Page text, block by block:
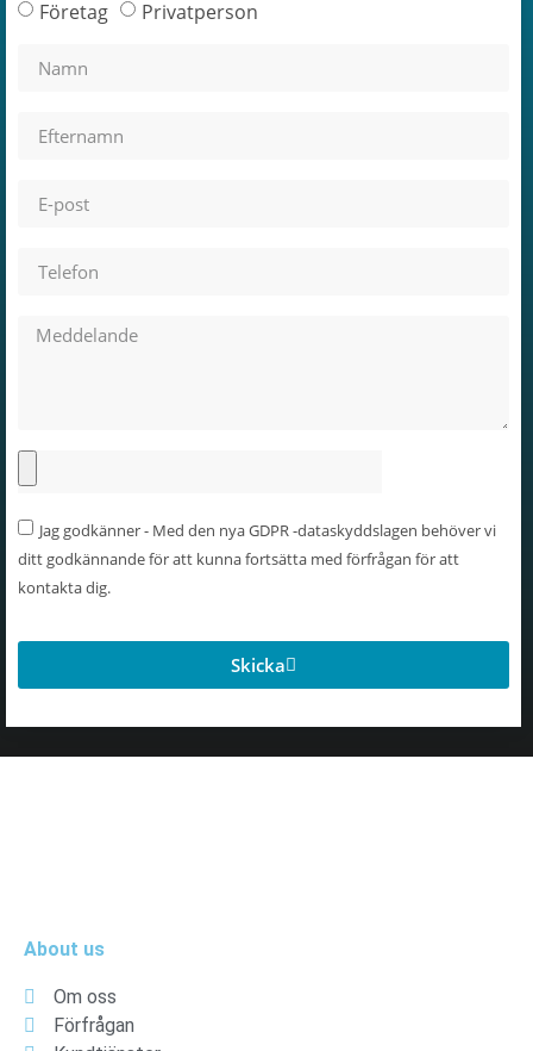
Företag Privatperson
Jag godkänner - Med den nya GDPR -dataskyddslagen behöver vi
ditt godkännande för att kunna fortsätta med förfrågan för att
kontakta dig.
Skicka
About us
Om oss
Förfrågan